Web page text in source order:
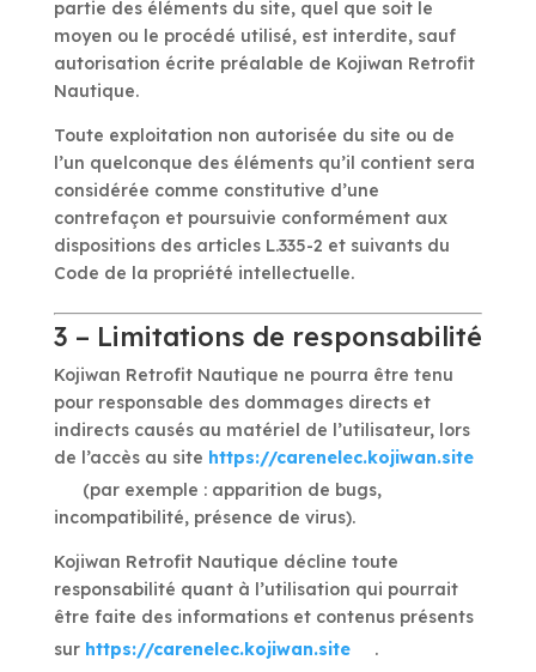
partie des éléments du site, quel que soit le
moyen ou le procédé utilisé, est interdite, sauf
autorisation écrite préalable de Kojiwan Retrofit
Nautique.
Toute exploitation non autorisée du site ou de
l’un quelconque des éléments qu’il contient sera
considérée comme constitutive d’une
contrefaçon et poursuivie conformément aux
dispositions des articles L.335-2 et suivants du
Code de la propriété intellectuelle.
3 – Limitations de responsabilité
Kojiwan Retrofit Nautique ne pourra être tenu
pour responsable des dommages directs et
indirects causés au matériel de l’utilisateur, lors
de l’accès au site https://carenelec.kojiwan.site
(par exemple : apparition de bugs,
incompatibilité, présence de virus).
Kojiwan Retrofit Nautique décline toute
responsabilité quant à l’utilisation qui pourrait
être faite des informations et contenus présents
sur https://carenelec.kojiwan.site .